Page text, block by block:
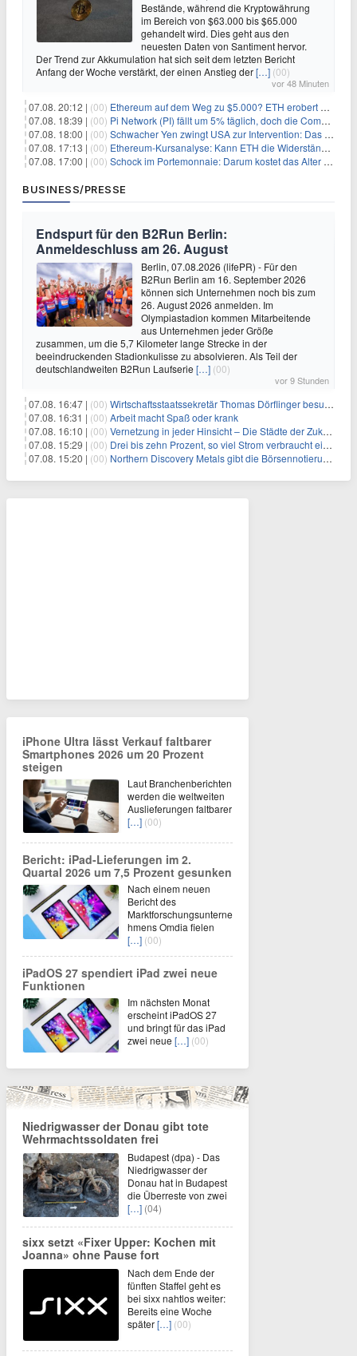
Bestände, während die Kryptowährung
im Bereich von $63.000 bis $65.000
gehandelt wird. Dies geht aus den
neuesten Daten von Santiment hervor.
Der Trend zur Akkumulation hat sich seit dem letzten Bericht
Anfang der Woche verstärkt, der einen Anstieg der[…] (00)
vor 48 Minuten
07.08. 20:12 | (00) Ethereum auf dem Weg zu $5.000? ETH erobert wichtige Marke zurück, während Institutionen weiter akkumulieren
07.08. 18:39 | (00) Pi Network (PI) fällt um 5% täglich, doch die Community bleibt optimistisch
07.08. 18:00 | (00) Schwacher Yen zwingt USA zur Intervention: Das größte Risiko seit 15 Jahren
07.08. 17:13 | (00) Ethereum-Kursanalyse: Kann ETH die Widerstände der gleitenden Durchschnitte überwinden?
07.08. 17:00 | (00) Schock im Portemonnaie: Darum kostet das Alter deutlich mehr als Sie denken
BUSINESS/PRESSE
Endspurt für den B2Run Berlin:
Anmeldeschluss am 26. August
Berlin, 07.08.2026 (lifePR) - Für den
B2Run Berlin am 16. September 2026
können sich Unternehmen noch bis zum
26. August 2026 anmelden. Im
Olympiastadion kommen Mitarbeitende
aus Unternehmen jeder Größe
zusammen, um die 5,7 Kilometer lange Strecke in der
beeindruckenden Stadionkulisse zu absolvieren. Als Teil der
deutschlandweiten B2Run Laufserie […] (00)
vor 9 Stunden
07.08. 16:47 | (00) Wirtschaftsstaatssekretär Thomas Dörflinger besucht Handwerksbetrieb im Kammerbezirk Freiburg
07.08. 16:31 | (00) Arbeit macht Spaß oder krank
07.08. 16:10 | (00) Vernetzung in jeder Hinsicht – Die Städte der Zukunft sind grün-blau
07.08. 15:29 | (00) Drei bis zehn Prozent, so viel Strom verbraucht ein Aufzug im Gebäude
07.08. 15:20 | (00) Northern Discovery Metals gibt die Börsennotierung an der Frankfurter Wertpapierbörse bekannt
iPhone Ultra lässt Verkauf faltbarer
Smartphones 2026 um 20 Prozent
steigen
Laut Branchenberichten
werden die weltweiten
Auslieferungen faltbarer
[…] (00)
Bericht: iPad-Lieferungen im 2.
Quartal 2026 um 7,5 Prozent gesunken
Nach einem neuen
Bericht des
Marktforschungsunterne
hmens Omdia fielen
[…] (00)
iPadOS 27 spendiert iPad zwei neue
Funktionen
Im nächsten Monat
erscheint iPadOS 27
und bringt für das iPad
zwei neue […] (00)
Niedrigwasser der Donau gibt tote
Wehrmachtssoldaten frei
Budapest (dpa) - Das
Niedrigwasser der
Donau hat in Budapest
die Überreste von zwei
[…] (04)
sixx setzt «Fixer Upper: Kochen mit
Joanna» ohne Pause fort
Nach dem Ende der
fünften Staffel geht es
bei sixx nahtlos weiter:
Bereits eine Woche
später[…] (00)